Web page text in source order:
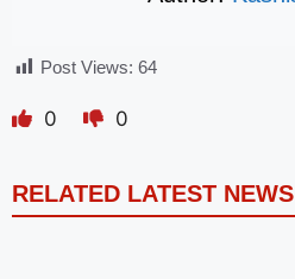
Post Views: 64
0 0
RELATED LATEST NEWS